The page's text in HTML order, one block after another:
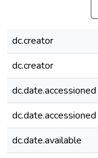
dc.creator
dc.creator
dc.date.accessioned
dc.date.accessioned
dc.date.available